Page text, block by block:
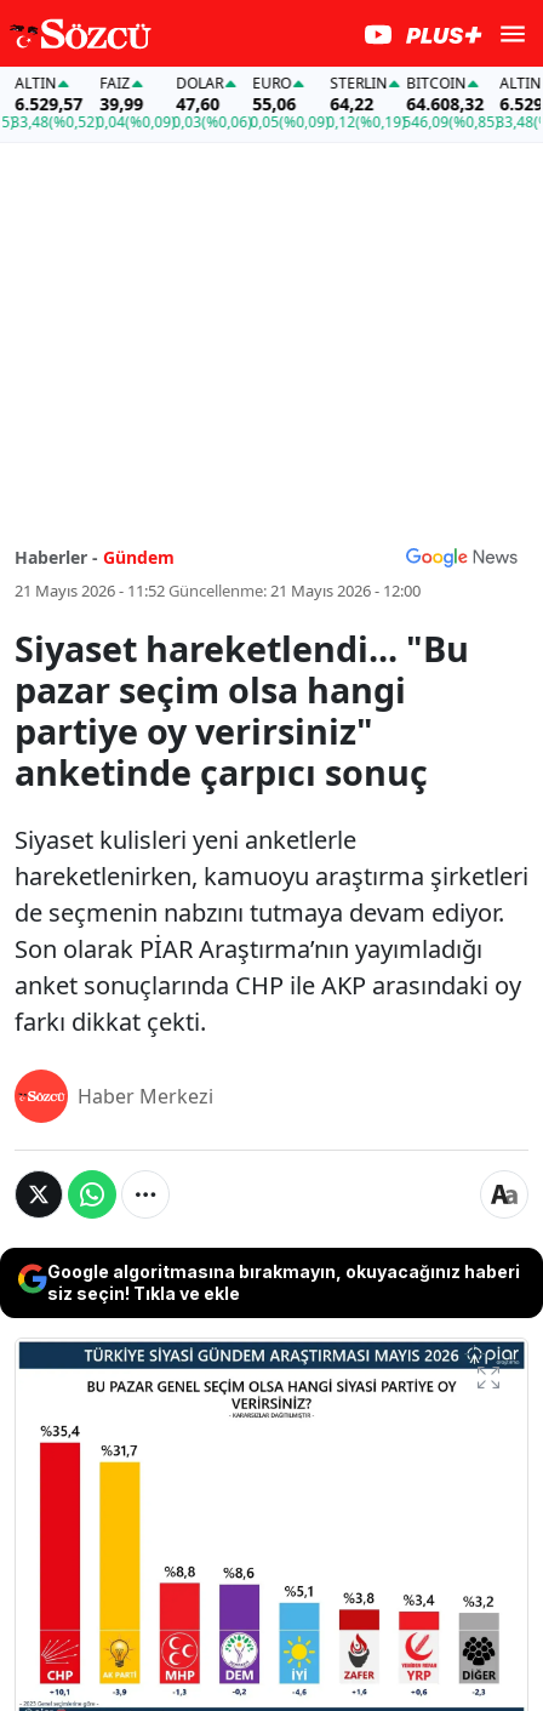
(%0,52)
FAİZ
39,99
0,04(%0,09)
DOLAR
47,60
0,03(%0,06)
EURO
55,06
0,05(%0,09)
STERLIN
64,22
0,12(%0,19)
BITCOIN
64.608,32
546,09(%0,85)
ALTIN
6.529,57
33,48
Haberler - Gündem
21 Mayıs 2026 - 11:52Güncellenme:21 Mayıs 2026 - 12:00
Siyaset hareketlendi... "Bu
pazar seçim olsa hangi
partiye oy verirsiniz"
anketinde çarpıcı sonuç
Siyaset kulisleri yeni anketlerle
hareketlenirken, kamuoyu araştırma şirketleri
de seçmenin nabzını tutmaya devam ediyor.
Son olarak PİAR Araştırma’nın yayımladığı
anket sonuçlarında CHP ile AKP arasındaki oy
farkı dikkat çekti.
Haber Merkezi
Google algoritmasına bırakmayın, okuyacağınız haberi
siz seçin! Tıkla ve ekle